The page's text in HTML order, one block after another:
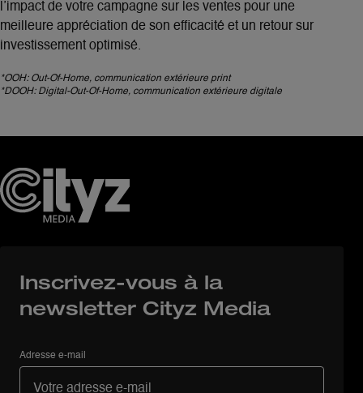
l’impact de votre campagne sur les ventes pour une
meilleure appréciation de son efficacité et un retour sur
investissement optimisé.
*OOH: Out-Of-Home, communication extérieure print
*DOOH: Digital-Out-Of-Home, communication extérieure digitale
Inscrivez-vous à la
newsletter Cityz Media
Adresse e-mail